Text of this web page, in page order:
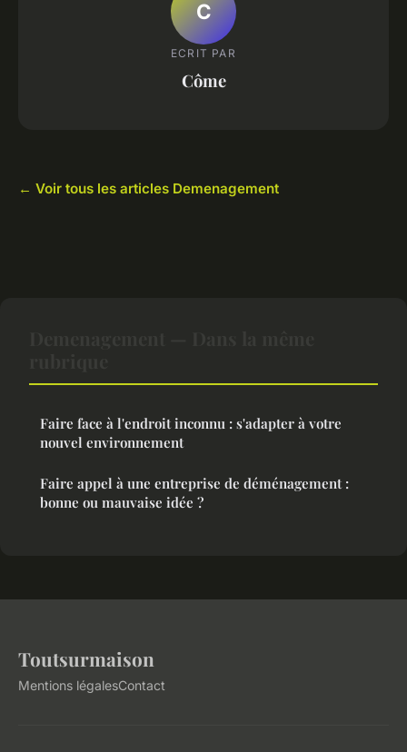
C
ECRIT PAR
Côme
← Voir tous les articles Demenagement
Faire face à l'endroit inconnu : s'adapter à votre
nouvel environnement
Faire appel à une entreprise de déménagement :
bonne ou mauvaise idée ?
Toutsurmaison
Mentions légalesContact